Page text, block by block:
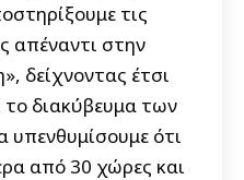
τις
απέναντι στην
δείχνοντας έτσι
το διακύβευμα των
ότι
από 30 χώρες και